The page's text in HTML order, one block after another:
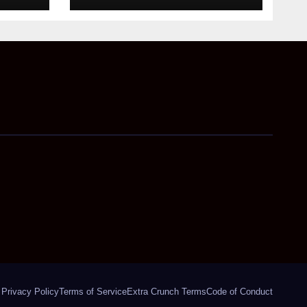
अहम निर्देश
Privacy PolicyTerms of ServiceExtra Crunch TermsCode of Conduct